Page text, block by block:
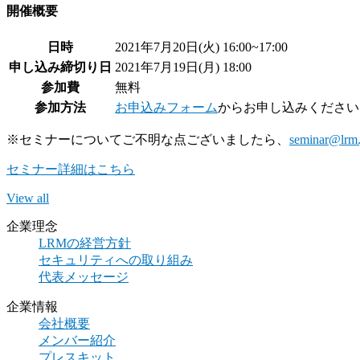
開催概要
日時
2021年7月20日(火) 16:00~17:00
申し込み締切り日 2021年7月19日(月) 18:00
参加費
無料
参加方法
お申込みフォームからお申し込みください
※セミナーについてご不明な点ございましたら、
セミナー詳細はこちら
View all
企業理念
LRMの経営方針
セキュリティへの取り組み
代表メッセージ
企業情報
会社概要
メンバー紹介